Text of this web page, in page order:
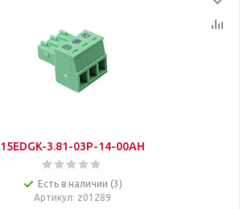
15EDGK-3.81-03P-14-00AH
Есть в наличии (3)
Артикул: z01289